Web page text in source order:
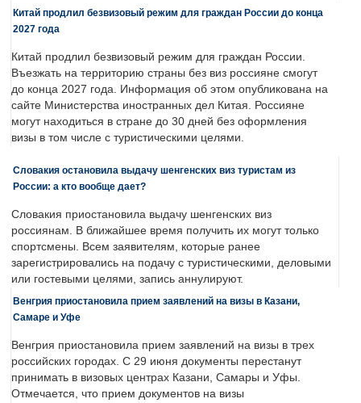
Китай продлил безвизовый режим для граждан России до конца
2027 года
Китай продлил безвизовый режим для граждан России.
Въезжать на территорию страны без виз россияне смогут
до конца 2027 года. Информация об этом опубликована на
сайте Министерства иностранных дел Китая. Россияне
могут находиться в стране до 30 дней без оформления
визы в том числе с туристическими целями.
Словакия остановила выдачу шенгенских виз туристам из
России: а кто вообще дает?
Словакия приостановила выдачу шенгенских виз
россиянам. В ближайшее время получить их могут только
спортсмены. Всем заявителям, которые ранее
зарегистрировались на подачу с туристическими, деловыми
или гостевыми целями, запись аннулируют.
Венгрия приостановила прием заявлений на визы в Казани,
Самаре и Уфе
Венгрия приостановила прием заявлений на визы в трех
российских городах. С 29 июня документы перестанут
принимать в визовых центрах Казани, Самары и Уфы.
Отмечается, что прием документов на визы